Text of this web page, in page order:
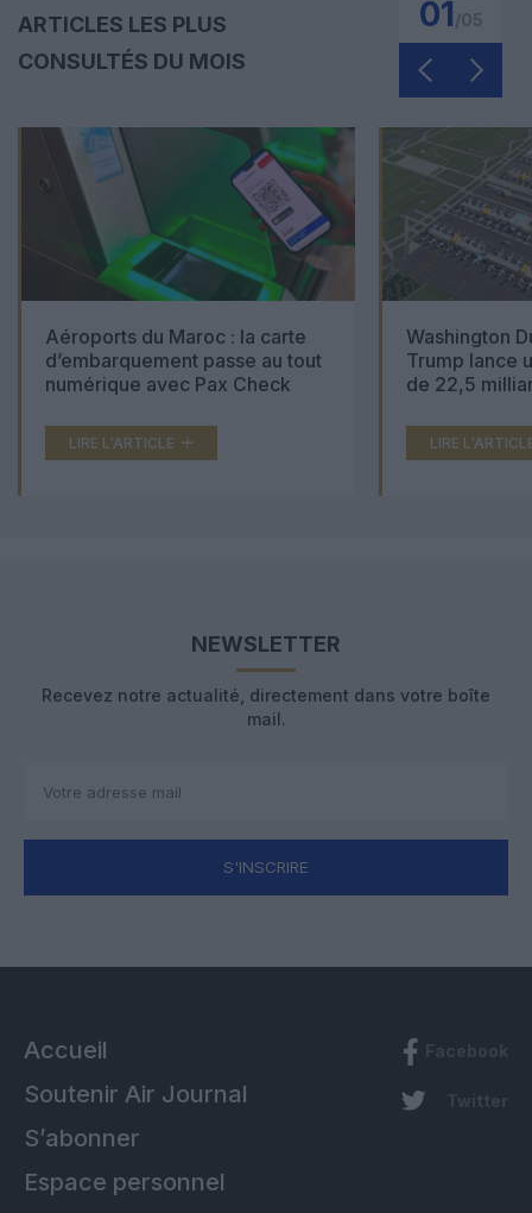
ARTICLES LES PLUS
CONSULTÉS DU MOIS
01
Aéroports du Maroc : la carte
d’embarquement passe au tout
numérique avec Pax Check
LIRE L'ARTICLE
Washington
Trump lance
de 22,5
LIRE
NEWSLETTER
Recevez notre actualité, directement dans votre boîte
mail.
S'INSCRIRE
Accueil
Soutenir Air Journal
S’abonner
Espace personnel